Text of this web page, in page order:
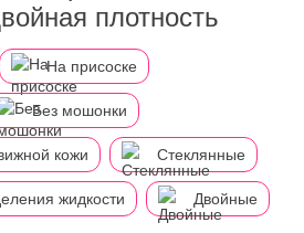
плотность
На присоске
Без мошонки
кожи Стеклянные
жидкости Двойные